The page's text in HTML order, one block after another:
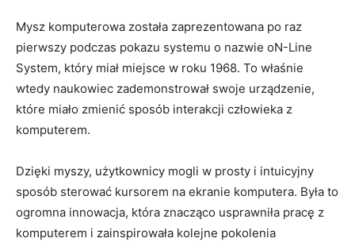
Mysz komputerowa została zaprezentowana po raz
pierwszy podczas pokazu systemu o nazwie‌ oN-Line
System, który miał miejsce w ​roku 1968. To właśnie
wtedy ​naukowiec​ zademonstrował swoje ⁣urządzenie,​
które miało zmienić⁤ sposób interakcji ⁣człowieka z
komputerem.
Dzięki myszy, użytkownicy ‌mogli w prosty⁣ i intuicyjny
sposób sterować kursorem na ⁢ekranie komputera. ‌Była to
ogromna innowacja, która znacząco usprawniła pracę z
komputerem i zainspirowała kolejne pokolenia